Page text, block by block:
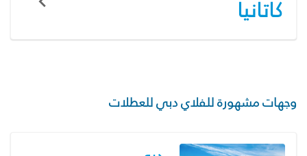
كاتانيا
وجهات مشهورة للفلاي دبي للعطلات